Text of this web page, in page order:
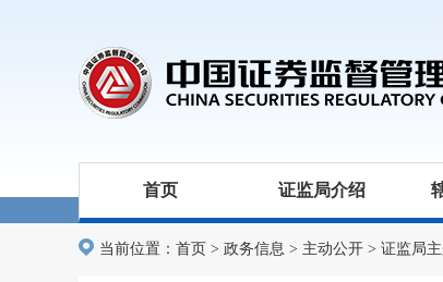
首页 证监局介绍
当前位置： 首页 > 政务信息 > 主动公开 > 证监局